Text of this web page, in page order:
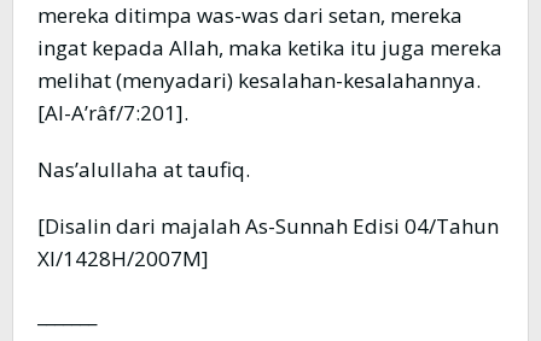
mereka ditimpa was-was dari setan, mereka
ingat kepada Allah, maka ketika itu juga mereka
melihat (menyadari) kesalahan-kesalahannya.
[Al-A’râf/7:201].
Nas’alullaha at taufiq.
[Disalin dari majalah As-Sunnah Edisi 04/Tahun
XI/1428H/2007M]